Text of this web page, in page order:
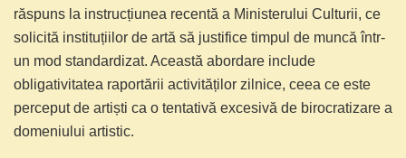
răspuns la instrucțiunea recentă a Ministerului Culturii, ce
solicită instituțiilor de artă să justifice timpul de muncă într-
un mod standardizat. Această abordare include
obligativitatea raportării activităților zilnice, ceea ce este
perceput de artiști ca o tentativă excesivă de birocratizare a
domeniului artistic.